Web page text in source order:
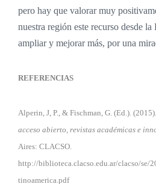
pero hay que valorar muy
nuestra región este recurso desde
ampliar y mejorar más, por una
REFERENCIAS
Alperin, J, P., & Fischman, G. (Ed.). (2015).
acceso abierto, revistas académicas e
Aires: CLACSO.
http://biblioteca.clacso.edu.ar/clacso/se/
tinoamerica.pdf